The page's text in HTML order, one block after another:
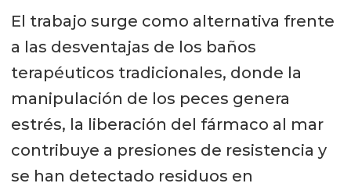
El trabajo surge como alternativa frente
a las desventajas de los baños
terapéuticos tradicionales, donde la
manipulación de los peces genera
estrés, la liberación del fármaco al mar
contribuye a presiones de resistencia y
se han detectado residuos en